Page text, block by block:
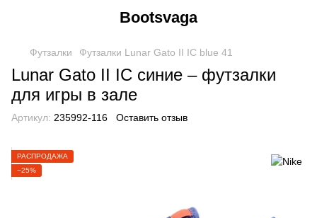
Bootsvaga
Футзалки Футзалки Lunar Gato II IC blue 41
Lunar Gato II IC синие – футзалки
для игры в зале
Артикул: 235992-116 Оставить отзыв
РАСПРОДАЖА
−25%